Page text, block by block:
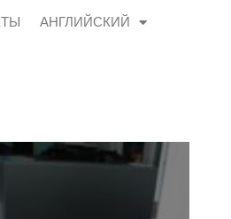
АНГЛИЙСКИЙ